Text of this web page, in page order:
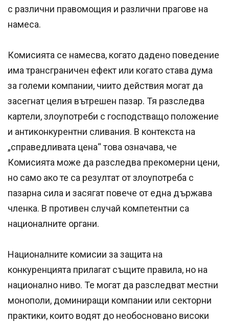
с различни правомощия и различни прагове на
намеса.
Комисията се намесва, когато дадено поведение
има трансграничен ефект или когато става дума
за големи компании, чиито действия могат да
засегнат целия вътрешен пазар. Тя разследва
картели, злоупотреби с господстващо положение
и антиконкурентни сливания. В контекста на
„справедливата цена“ това означава, че
Комисията може да разследва прекомерни цени,
но само ако те са резултат от злоупотреба с
пазарна сила и засягат повече от една държава
членка. В противен случай компетентни са
националните органи.
Националните комисии за защита на
конкуренцията прилагат същите правила, но на
национално ниво. Те могат да разследват местни
монополи, доминиращи компании или секторни
практики, които водят до необосновано високи